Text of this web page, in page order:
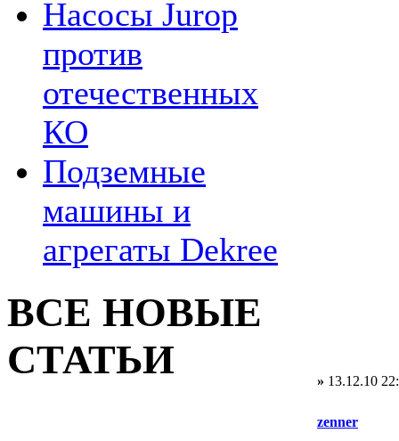
Насосы Jurop
против
отечественных
КО
Подземные
машины и
агрегаты Dekree
ВСЕ НОВЫЕ
СТАТЬИ
» 13.12.10
zenner